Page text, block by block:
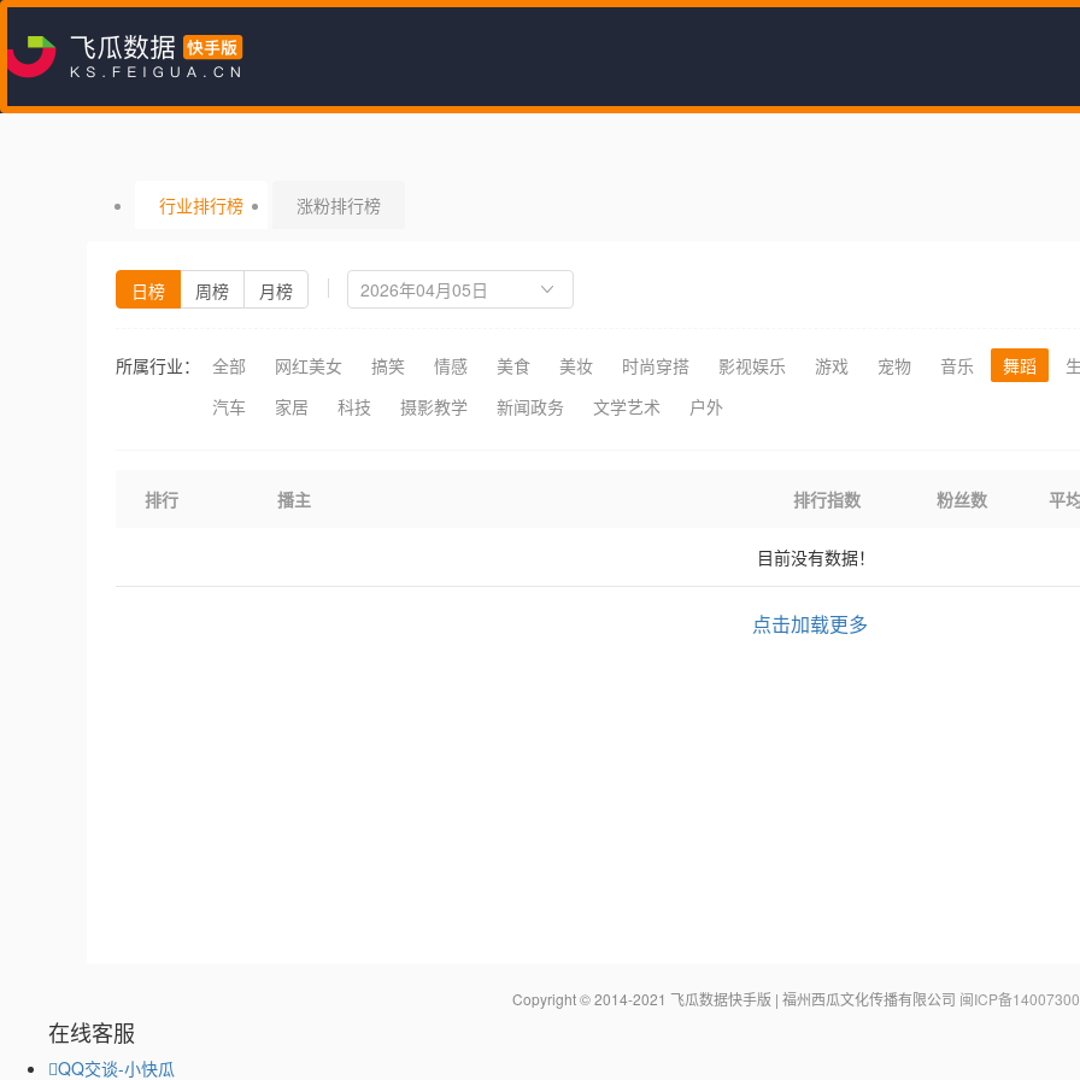
行业排行榜 涨粉排行榜
日榜 周榜 月榜
所属行业： 全部 网红美女 搞笑 情感 美食 美妆 时尚穿搭 影视娱乐 游戏 宠物 音乐 舞蹈
汽车
家居 科技 摄影教学 新闻政务 文学艺术 户外
排行 播主 排行指数 粉丝数 平
目前没有数据！
点击加载更多
Copyright © 2014-2021 飞瓜数据快手版 | 福州西瓜文化传播有限公司 闽ICP备
在线客服
QQ交谈-小快瓜